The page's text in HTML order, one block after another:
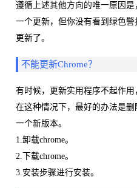
遵循上述其他方向的唯一原因是
一个更新，但你没有看到绿色
更新了。
不能更新Chrome？
有时候，更新实用程序不起作用
在这种情况下，最好的办法是
一个新版本。
1.卸载chrome。
2.下载chrome。
3.安装步骤进行安装。